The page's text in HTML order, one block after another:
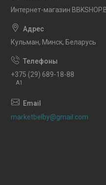
Интернет-магазин
Кульман, Минск, Беларусь
+375 (29) 689-18-88
A1
marketbelby@gmail.com